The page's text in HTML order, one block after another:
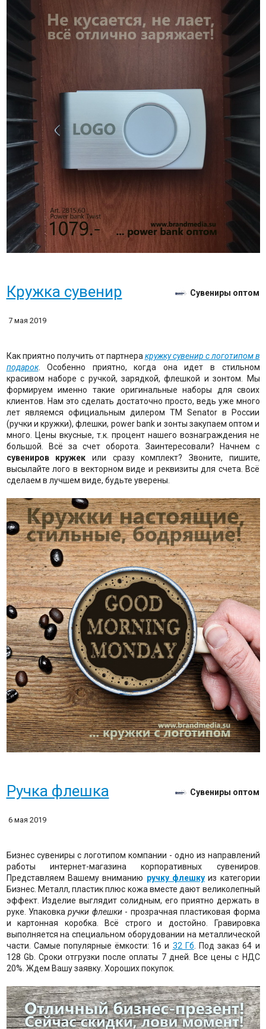
Кружка сувенир Сувениры оптом
7 мая 2019
Как приятно получить от партнера кружку сувенир с логотипом в
подарок. Особенно приятно, когда она идет в стильном
красивом наборе с ручкой, зарядкой, флешкой и зонтом. Мы
формируем именно такие оригинальные наборы для своих
клиентов. Нам это сделать достаточно просто, ведь уже много
лет являемся официальным дилером ТМ Senator в России
(ручки и кружки), флешки, power bank и зонты закупаем оптом и
много. Цены вкусные, т.к. процент нашего вознаграждения не
большой. Всё за счет оборота. Заинтересовали? Начнем с
сувениров кружек или сразу комплект? Звоните, пишите,
высылайте лого в векторном виде и реквизиты для счета. Всё
сделаем в лучшем виде, будьте уверены.
Ручка флешка Сувениры оптом
6 мая 2019
Бизнес сувениры с логотипом компании - одно из направлений
работы интернет-магазина корпоративных сувениров.
Представляем Вашему вниманию ручку флешкуиз категории
Бизнес. Металл, пластик плюс кожа вместе дают великолепный
эффект. Изделие выглядит солидным, его приятно держать в
руке. Упаковкаручки флешки- прозрачная пластиковая форма
и картонная коробка. Всё строго и достойно. Гравировка
выполняется на специальном оборудовании на металлической
части. Самые популярные ёмкости: 16 и 32 Гб . Под заказ 64 и
128 Gb. Сроки отгрузки после оплаты 7 дней. Все цены с НДС
20%. Ждем Вашу заявку. Хороших покупок.